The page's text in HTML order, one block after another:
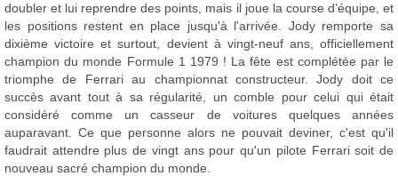
doubler et lui reprendre des points, mais il joue la course d'équipe, et
les positions restent en place jusqu'à l'arrivée. Jody remporte sa
dixième victoire et surtout, devient à vingt-neuf ans, officiellement
champion du monde Formule 1 1979 ! La fête est complétée par le
triomphe de Ferrari au championnat constructeur. Jody doit ce
succès avant tout à sa régularité, un comble pour celui qui était
considéré comme un casseur de voitures quelques années
auparavant. Ce que personne alors ne pouvait deviner, c'est qu'il
faudrait attendre plus de vingt ans pour qu'un pilote Ferrari soit de
nouveau sacré champion du monde.